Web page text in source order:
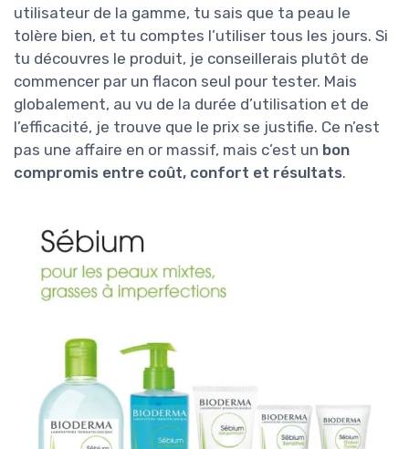
utilisateur de la gamme, tu sais que ta peau le
tolère bien, et tu comptes l’utiliser tous les jours. Si
tu découvres le produit, je conseillerais plutôt de
commencer par un flacon seul pour tester. Mais
globalement, au vu de la durée d’utilisation et de
l’efficacité, je trouve que le prix se justifie. Ce n’est
pas une affaire en or massif, mais c’est un bon
compromis entre coût, confort et résultats.